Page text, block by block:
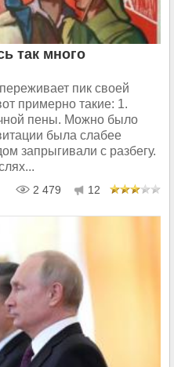
так много
пик своей
примерно такие: 1.
пены. Можно было
была слабее
запрыгивали с разбегу.
2 479 12